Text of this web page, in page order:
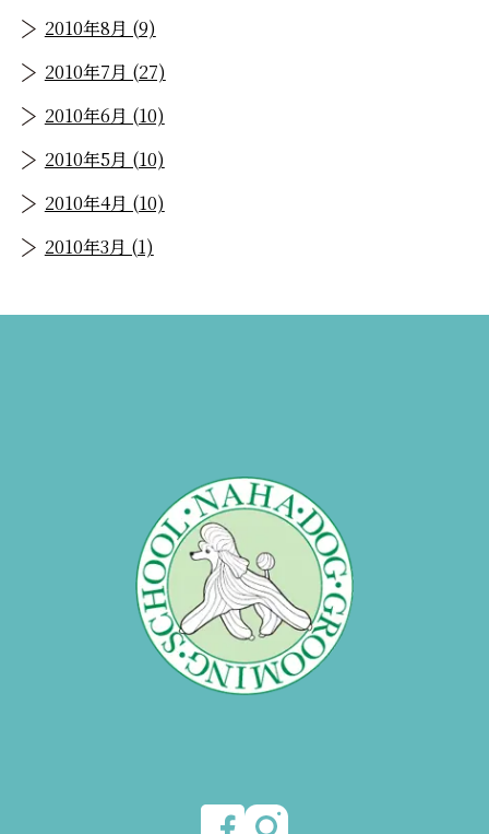
2010年8月 (9)
2010年7月 (27)
2010年6月 (10)
2010年5月 (10)
2010年4月 (10)
2010年3月 (1)